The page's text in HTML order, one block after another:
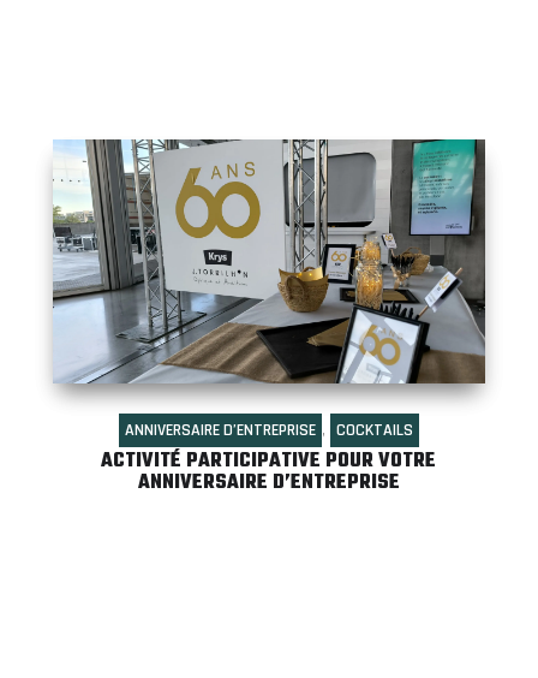
ACTIVITÉ PARTICIPATIVE POUR VOTRE
ANNIVERSAIRE D’ENTREPRISE
ANNIVERSAIRE D’ENTREPRISE , COCKTAILS